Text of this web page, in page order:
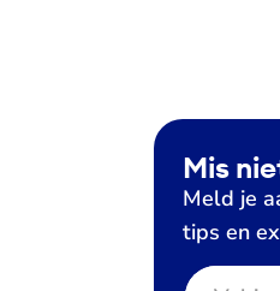
Mis
Meld je
tips en
E-mailadres